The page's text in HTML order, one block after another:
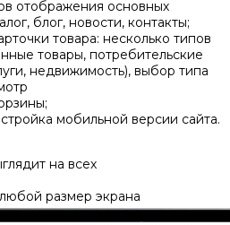
отображения основных
блог, новости, контакты;
товара: несколько типов
товары, потребительские
недвижимость), выбор типа
мобильной версии сайта.
на всех
размер экрана